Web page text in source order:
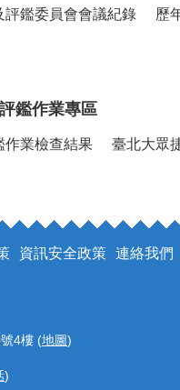
評鑑委員會會議紀錄 歷
鑑作業專區
作業檢查結果 臺北大眾
資訊安全政策 連絡我們
4樓 (地圖)
)